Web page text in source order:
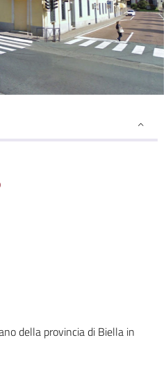
della provincia di Biella in